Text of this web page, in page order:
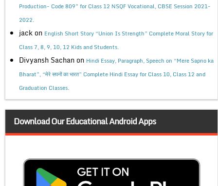
Production- Code 809” for Class 12 NSQF Vocational, CBSE Session 2021-
2022.
jack on English Short Story “Union Is Strength” Complete Moral Story for
Class 7, 8, 9, 10, 12 Kids and Students.
Divyansh Sachan on Hindi Essay, Paragraph, Speech on “Mere Sapno ka
Bharat”, “मेरे सपनों का भारत” Complete Hindi Essay for Class 10, Class 12 and
Graduation Classes.
Download Our Educational Android Apps